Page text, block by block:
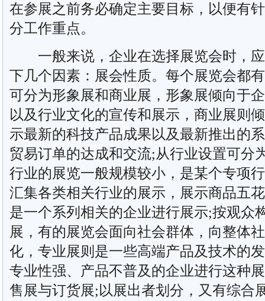
在参展之前务必确定主要目标，以便有
分工作重点。
一般来说，企业在选择展览会时，应
下几个因素：展会性质。每个展览会都
可分为形象展和商业展，形象展倾向于
以及行业文化的宣传和展示，商业展则
示最新的科技产品成果以及最新推出的
贸易订单的达成和交流;从行业设置可分
行业的展览一般规模较小，是某个专项
汇集各类相关行业的展示，展示商品五
是一个系列相关的企业进行展示;按观众
展，有的展览会面向社会群体，向整体
化，专业展则是一些高端产品及技术的
专业性强、产品不普及的企业进行这种
售展与订货展;以展出者划分，又有综